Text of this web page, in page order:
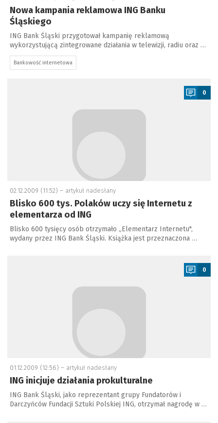
Nowa kampania reklamowa ING Banku
Śląskiego
ING Bank Śląski przygotował kampanię reklamową
wykorzystującą zintegrowane działania w telewizji, radiu oraz …
Bankowość internetowa
0
02.12.2009 (11:52) – artykuł nadesłany
Blisko 600 tys. Polaków uczy się Internetu z
elementarza od ING
Blisko 600 tysięcy osób otrzymało „Elementarz Internetu",
wydany przez ING Bank Śląski. Książka jest przeznaczona …
0
01.12.2009 (12:56) – artykuł nadesłany
ING inicjuje działania prokulturalne
ING Bank Śląski, jako reprezentant grupy Fundatorów i
Darczyńców Fundacji Sztuki Polskiej ING, otrzymał nagrodę w …